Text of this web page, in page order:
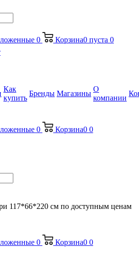
0 Корзина0 пуста 0
Как
купить
Бренды Магазины
О
компании
0 Корзина0 0
117*66*220 см по доступным ценам
0 Корзина0 0